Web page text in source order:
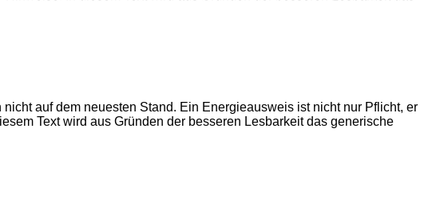
auf dem neuesten Stand. Ein Energieausweis ist nicht nur Pflicht, er
Text wird aus Gründen der besseren Lesbarkeit das generische